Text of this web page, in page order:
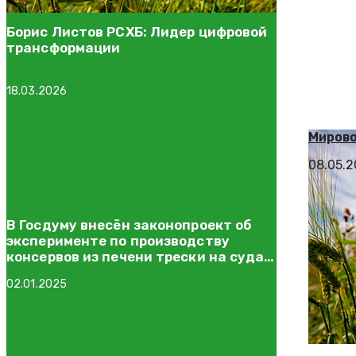
Борис Листов РСХБ: Лидер цифровой
трансформации
18.03.2026
В Госдуму внесён законопроект об
эксперименте по производству
консервов из печени трески на судах
02.01.2025